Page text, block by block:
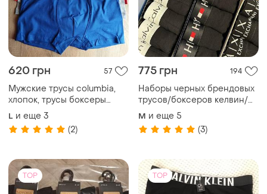
620 грн 57
Мужские трусы columbia,
хлопок, трусы боксеры
коломбиа, мужские
боксеры
L и еще 3
(2)
775 грн 194
Наборы черных брендовых
трусов/боксеров келвин/
томи/армани/лакост/найк -
5 шт.
M и еще 5
(3)
TOP TOP